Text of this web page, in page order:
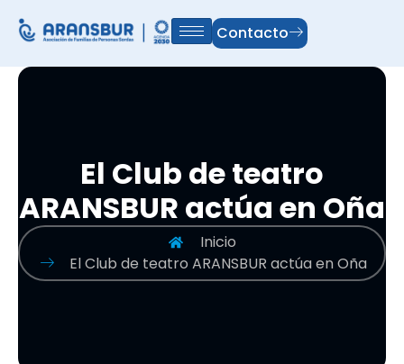
Contacto
El Club de teatro
ARANSBUR actúa en Oña
Inicio
El Club de teatro ARANSBUR actúa en Oña